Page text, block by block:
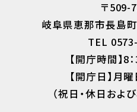
〒
岐阜県恵那市長島
TEL
【開庁時間】8
【開庁日】月
（祝日・休日およ